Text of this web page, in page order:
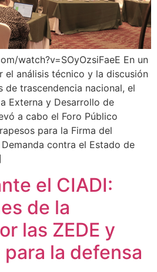
watch?v=SOyOzsiFaeE En un
el análisis técnico y la discusión
de trascendencia nacional, el
Externa y Desarrollo de
a cabo el Foro Público
para la Firma del
contra el Estado de
el CIADI:
de la
las ZEDE y
la defensa